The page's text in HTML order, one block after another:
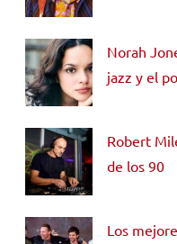
Norah
jazz y el
Robert
de los 90
Los